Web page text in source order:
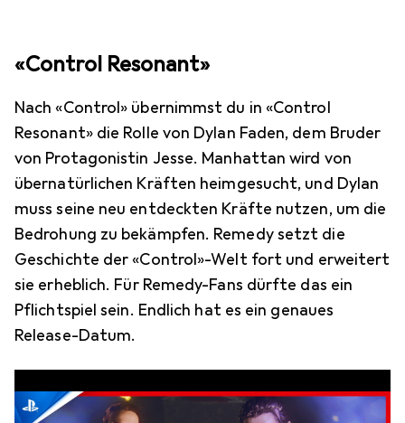
«Control Resonant»
Nach «Control» übernimmst du in «Control
Resonant» die Rolle von Dylan Faden, dem Bruder
von Protagonistin Jesse. Manhattan wird von
übernatürlichen Kräften heimgesucht, und Dylan
muss seine neu entdeckten Kräfte nutzen, um die
Bedrohung zu bekämpfen. Remedy setzt die
Geschichte der «Control»-Welt fort und erweitert
sie erheblich. Für Remedy-Fans dürfte das ein
Pflichtspiel sein. Endlich hat es ein genaues
Release-Datum.